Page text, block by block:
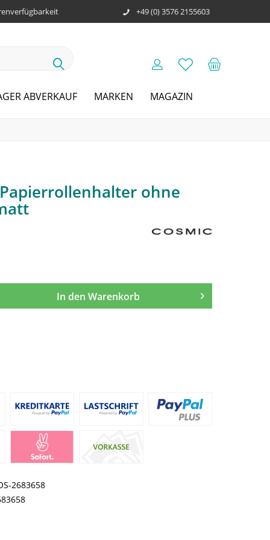
+49 (0) 3576 2155603
ABVERKAUF MARKEN MAGAZIN
ohne
In den Warenkorb
2683658